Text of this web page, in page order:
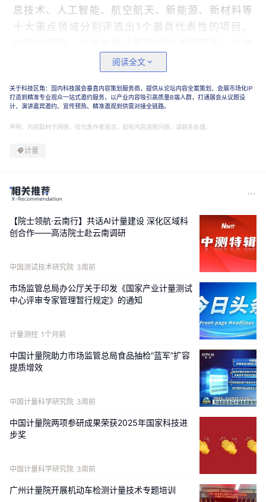
息技术、人工智能、航空航天、新能源、新材料等
十大重点领域分别评选出1个最具代表性的项目。
航天计量测试技术研究所等单位榜上有名。（文：
阅读全文
关于科技区角：国内科技展会垂直内容策划服务商，提供从论坛内容全案策划、会展市场化IP
打造到精准专业观众一站式邀约服务，以产业内容吸引高质量B端人群，打通展会从议题设
计、演讲嘉宾邀约、宣传预热、精准邀观到供需对接全链路。
声明：内容取材于网络，仅代表作者观点，如有内容违规问题，请联系处理。
计量
【院士领航·云南行】共话AI计量建设 深化区域科
创合作——高洁院士赴云南调研
中国测试技术研究院 3周前
市场监管总局办公厅关于印发《国家产业计量测试
中心评审专家管理暂行规定》的通知
计量测控 1个月前
中国计量院助力市场监管总局食品抽检“蓝军”扩容
提质增效
中国计量科学研究院 3周前
中国计量院两项参研成果荣获2025年国家科技进
步奖
中国计量科学研究院 3周前
广州计量院开展机动车检测计量技术专题培训